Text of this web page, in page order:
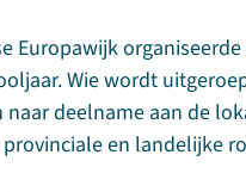
Europawijk
Wie wordt
deelname aan de
en landelijke